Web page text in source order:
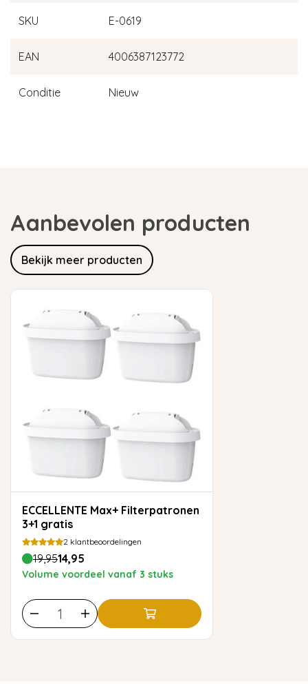
SKU E-0619
EAN 4006387123772
Conditie Nieuw
Aanbevolen producten
Bekijk meer producten
ECCELLENTE Max+ Filterpatronen
3+1 gratis
2 klantbeoordelingen
19,9514,95
Volume voordeel vanaf 3 stuks